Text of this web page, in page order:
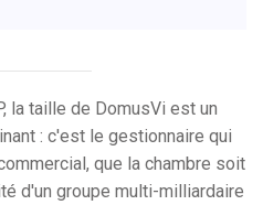
la taille de DomusVi est un
: c'est le gestionnaire qui
que la chambre soit
d'un groupe multi-milliardaire